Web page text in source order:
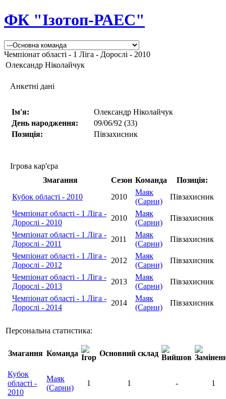
ФК "Ізотоп-РАЕС"
Чемпіонат області - 1 Ліга - Дорослі - 2010
Олександр Ніколайчук
Анкетні дані
Ім'я:
Олександр Ніколайчук
День народження:
09/06/92 (33)
Позиція:
Півзахисник
Ігрова кар'єра
Змагання
Сезон Команда
Позиція:
Кубок області - 2010
2010
Маяк
(Сарни)
Півзахисник
Чемпіонат області - 1 Ліга -
Дорослі - 2010
2010
Маяк
(Сарни)
Півзахисник
Чемпіонат області - 1 Ліга -
Дорослі - 2011
2011
Маяк
(Сарни)
Півзахисник
Чемпіонат області - 1 Ліга -
Дорослі - 2012
2012
Маяк
(Сарни)
Півзахисник
Чемпіонат області - 1 Ліга -
Дорослі - 2013
2013
Маяк
(Сарни)
Півзахисник
Чемпіонат області - 1 Ліга -
Дорослі - 2014
2014
Маяк
(Сарни)
Півзахисник
Персональна статистика:
Змагання Команда Основний склад
Кубок
області -
2010
Маяк
(Сарни)
1 1 - 1